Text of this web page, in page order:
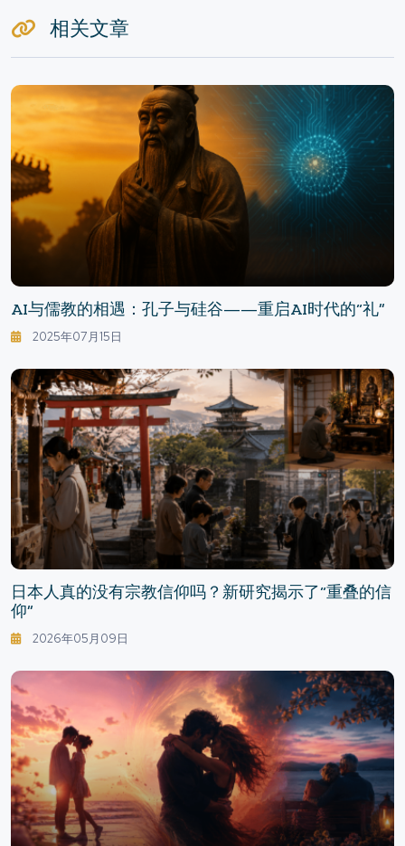
相关文章
AI与儒教的相遇：孔子与硅谷——重启AI时代的“礼”
2025年07月15日
日本人真的没有宗教信仰吗？新研究揭示了“重叠的信
仰”
2026年05月09日